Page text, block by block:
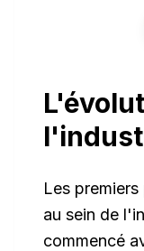
Les
au sein de
commencé